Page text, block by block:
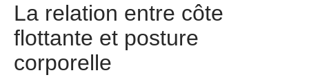
La relation entre côte
flottante et posture
corporelle